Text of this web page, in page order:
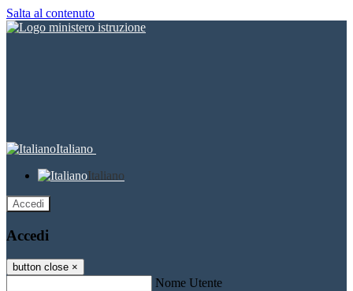
Salta al contenuto
Italiano
Italiano
Accedi
Accedi
button close ×
Nome Utente